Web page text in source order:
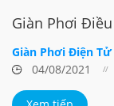
Giàn Phơi Điều
Giàn Phơi Điện Tử
04/08/2021